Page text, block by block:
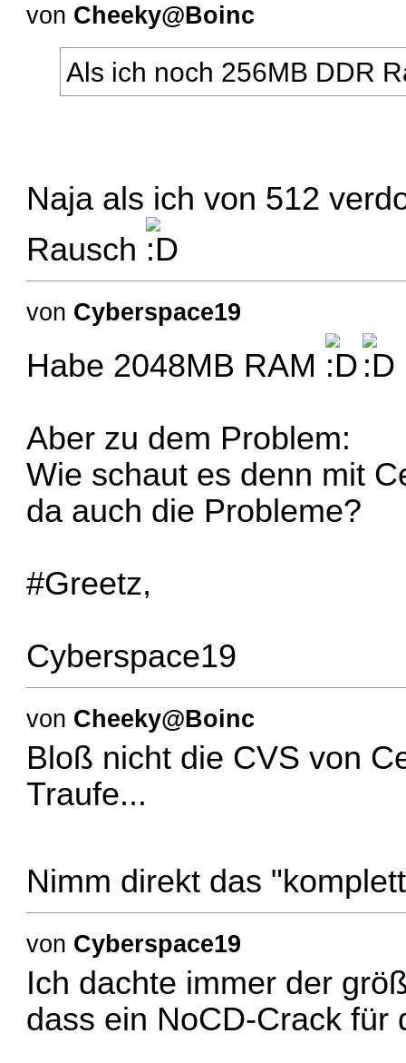
von Cheeky@Boinc
Als ich noch 256MB DDR
Naja als ich von 512
Rausch
von Cyberspace19
Habe 2048MB RAM
Aber zu dem Problem:
Wie schaut es denn mit
da auch die Probleme?
#Greetz,
Cyberspace19
von Cheeky@Boinc
Bloß nicht die CVS von
Traufe...
Nimm direkt das
von Cyberspace19
Ich dachte immer der
dass ein NoCD-Crack für